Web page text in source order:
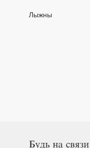
Лыжны